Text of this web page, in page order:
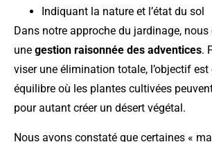
Indiquant la nature et l’état du sol
Dans notre approche du jardinage,
une gestion raisonnée des adventices.
viser une élimination totale, l’objectif
équilibre où les plantes cultivées
pour autant créer un désert végétal.
Nous avons constaté que certaines «